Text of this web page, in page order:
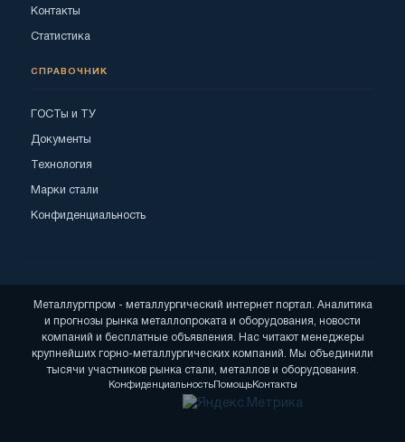
Контакты
Статистика
СПРАВОЧНИК
ГОСТы и ТУ
Документы
Технология
Марки стали
Конфиденциальность
Металлургпром - металлургический интернет портал. Аналитика
и прогнозы рынка металлопроката и оборудования, новости
компаний и бесплатные объявления. Нас читают менеджеры
крупнейших горно-металлургических компаний. Мы объединили
тысячи участников рынка стали, металлов и оборудования.
КонфиденциальностьПомощьКонтакты